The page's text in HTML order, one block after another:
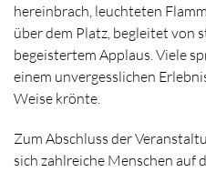
hereinbrach, leuchteten
über dem Platz, begleitet von
begeistertem Applaus. Viele
einem unvergesslichen
Weise krönte.
Zum Abschluss der
sich zahlreiche Menschen auf